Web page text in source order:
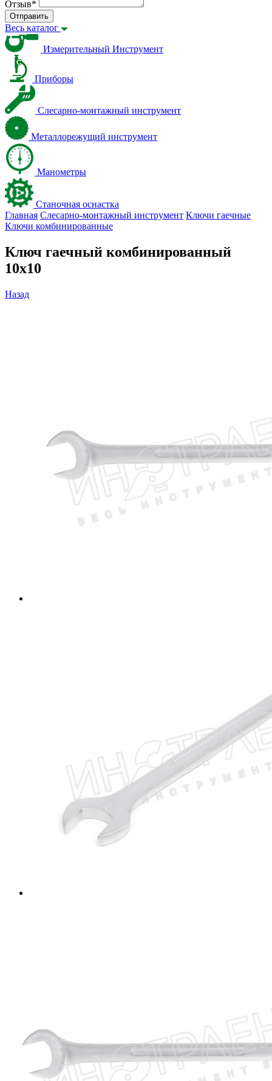
Отзыв*
Отправить
Весь каталог
Измерительный Инструмент
Приборы
Слесарно-монтажный инструмент
Металлорежущий инструмент
Манометры
Станочная оснастка
Главная Слесарно-монтажный инструмент Ключи гаечные
Ключи комбинированные
Ключ гаечный комбинированный
10х10
Назад